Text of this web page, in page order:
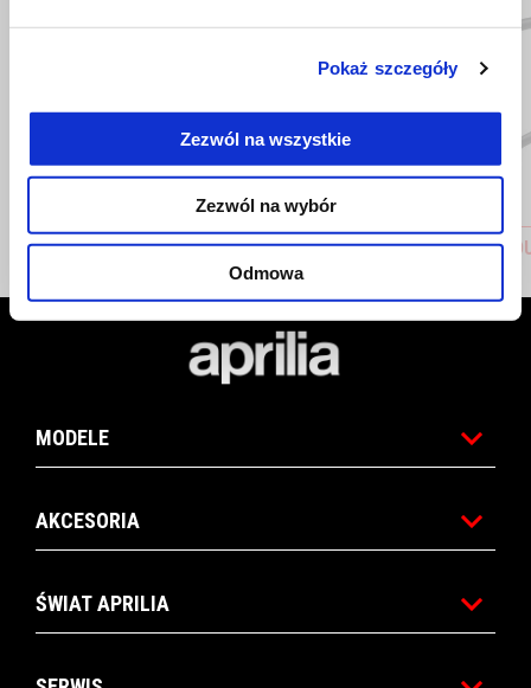
Pokaż szczegóły
Zezwól na wszystkie
Zezwól na wybór
Odmowa
BRAKE RESERVOIR COVER HEAVY
MODELE
AKCESORIA
ŚWIAT APRILIA